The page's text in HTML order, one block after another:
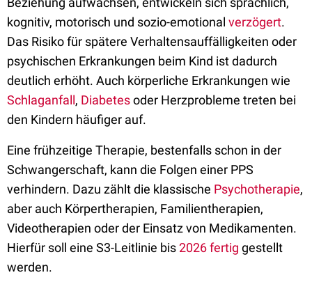
kognitiv, motorisch und sozio-emotional verzögert.
Das Risiko für spätere Verhaltensauffälligkeiten oder
psychischen Erkrankungen beim Kind ist dadurch
deutlich erhöht. Auch körperliche Erkrankungen wie
Schlaganfall, Diabetesoder Herzprobleme treten bei
den Kindern häufiger auf.
Eine frühzeitige Therapie, bestenfalls schon in der
Schwangerschaft, kann die Folgen einer PPS
verhindern. Dazu zählt die klassische Psychotherapie,
aber auch Körpertherapien, Familientherapien,
Videotherapien oder der Einsatz von Medikamenten.
Hierfür soll eine S3-Leitlinie bis2026 fertig gestellt
werden.